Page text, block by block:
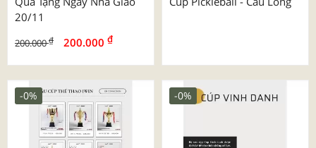
20/11
200.000₫ 200.000 ₫
-0% -0%